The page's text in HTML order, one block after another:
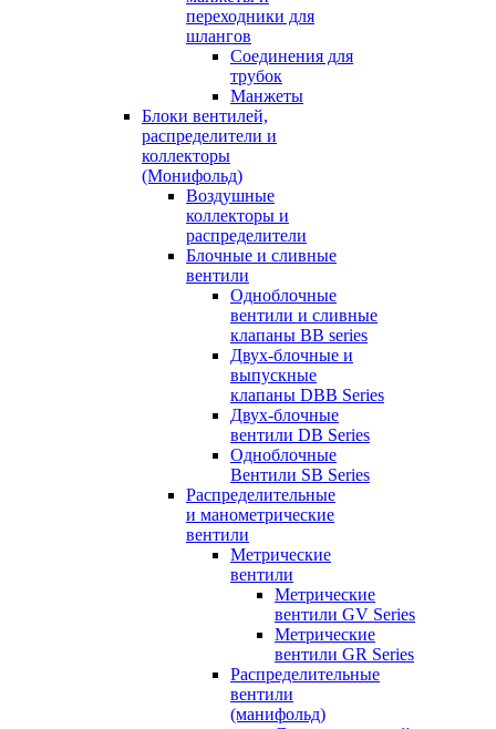
переходники для
шлангов
Соединения для
трубок
Манжеты
Блоки вентилей,
распределители и
коллекторы
(Монифольд)
Воздушные
коллекторы и
распределители
Блочные и сливные
вентили
Одноблочные
вентили и сливные
клапаны BB series
Двух-блочные и
выпускные
клапаны DBB Series
Двух-блочные
вентили DB Series
Одноблочные
Вентили SB Series
Распределительные
и манометрические
вентили
Метрические
вентили
Метрические
вентили GV Series
Метрические
вентили GR Series
Распределительные
вентили
(манифольд)